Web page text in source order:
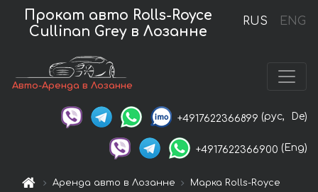
RUS ENG
Прокат авто Rolls-Royce
Cullinan Grey в Лозанне
Авто-Аренда в Лозанне
+4917622366899 (рус, De)
+4917622366900 (Eng)
Аренда авто в Лозанне
Марка Rolls-Royce